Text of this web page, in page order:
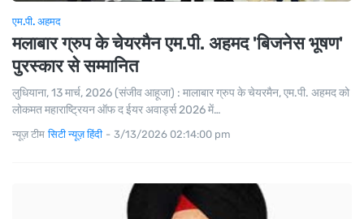
एम.पी. अहमद
मलाबार ग्रुप के चेयरमैन एम.पी. अहमद 'बिजनेस भूषण'
पुरस्कार से सम्मानित
लुधियाना, 13 मार्च, 2026 (संजीव आहूजा) : मालाबार ग्रुप के चेयरमैन, एम.पी. अहमद को
लोकमत महाराष्ट्रियन ऑफ द ईयर अवार्ड्स 2026 में…
न्यूज़ टीम सिटी न्यूज़ हिंदी - 3/13/2026 02:14:00 pm